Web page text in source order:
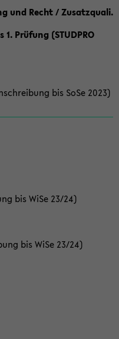
und Recht / Zusatzquali.
Prüfung (STUDPRO
bis SoSe 2023)
bis WiSe 23/24)
bis WiSe 23/24)